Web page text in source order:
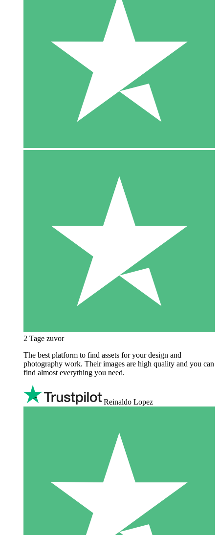
2 Tage zuvor
The best platform to find assets for your design and
photography work. Their images are high quality and you can
find almost everything you need.
Reinaldo Lopez